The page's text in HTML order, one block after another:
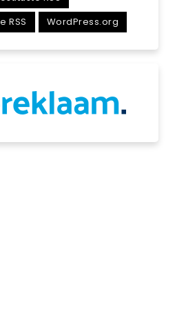
RSS
WordPress.org